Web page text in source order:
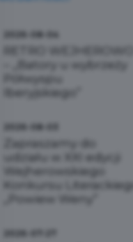
– „Batory u wybrzeży
Półwyspu
Iberyjskiego”
Zapraszamy do
udziału w XXI edycji
Wejherowskiego
Konkursu Literackiego
„Powiew Weny”